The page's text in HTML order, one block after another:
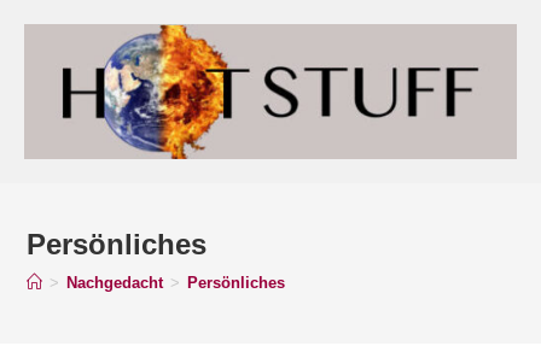
Persönliches
> Nachgedacht > Persönliches